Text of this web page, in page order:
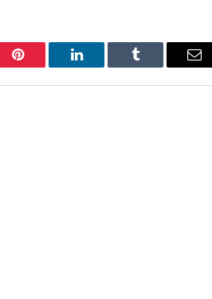
Pinterest LinkedIn Tumblr
E-